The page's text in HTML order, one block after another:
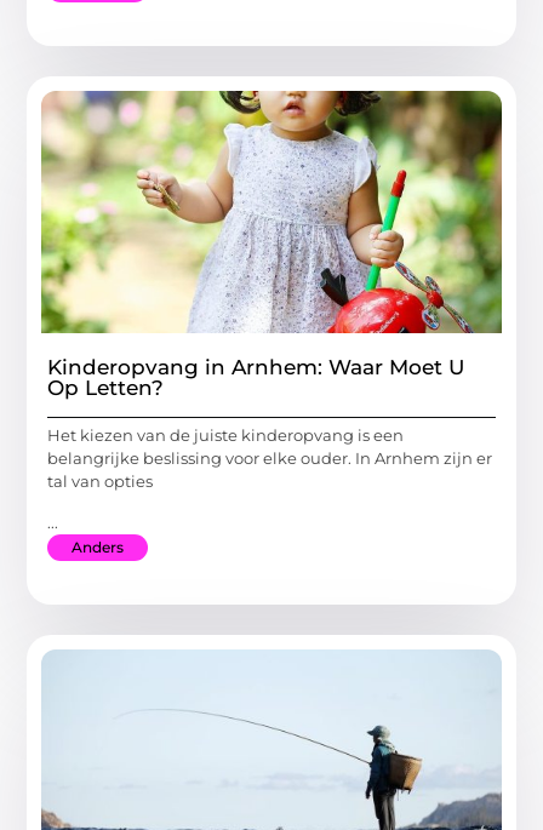
Kinderopvang in Arnhem: Waar Moet U
Op Letten?
Het kiezen van de juiste kinderopvang is een
belangrijke beslissing voor elke ouder. In Arnhem zijn er
tal van opties
...
Anders